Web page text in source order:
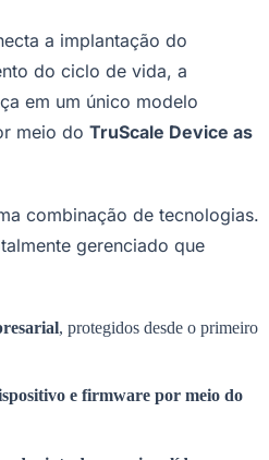
a implantação do
do ciclo de vida, a
em um único modelo
meio do TruScale Device as
combinação de tecnologias.
gerenciado que
, protegidos desde o primeiro
e firmware por meio do